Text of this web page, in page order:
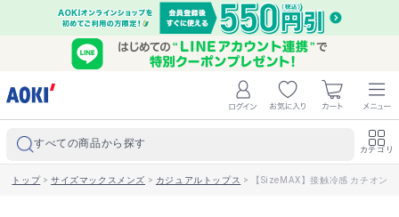
すべての商品から探す カテゴリ
トップ>サイズマックスメンズ > カジュアルトップス > 【SizeMAX】接触冷感 カチオン